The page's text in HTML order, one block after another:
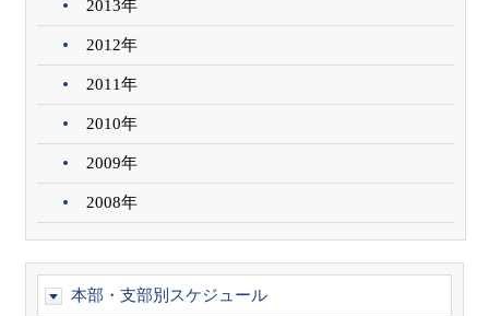
2013年
2012年
2011年
2010年
2009年
2008年
本部・支部別スケジュール